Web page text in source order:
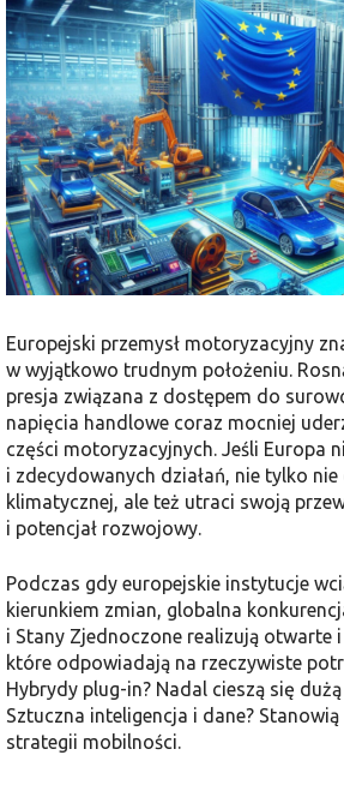
Europejski przemysł motoryzacyjny
w wyjątkowo trudnym położeniu.
presja związana z dostępem do
napięcia handlowe coraz mocniej
części motoryzacyjnych. Jeśli Europa
i zdecydowanych działań, nie tylko
klimatycznej, ale też utraci swoją
i potencjał rozwojowy.
Podczas gdy europejskie instytucje
kierunkiem zmian, globalna
i Stany Zjednoczone realizują otwarte
które odpowiadają na rzeczywiste
Hybrydy plug-in? Nadal cieszą się
Sztuczna inteligencja i dane?
strategii mobilności.